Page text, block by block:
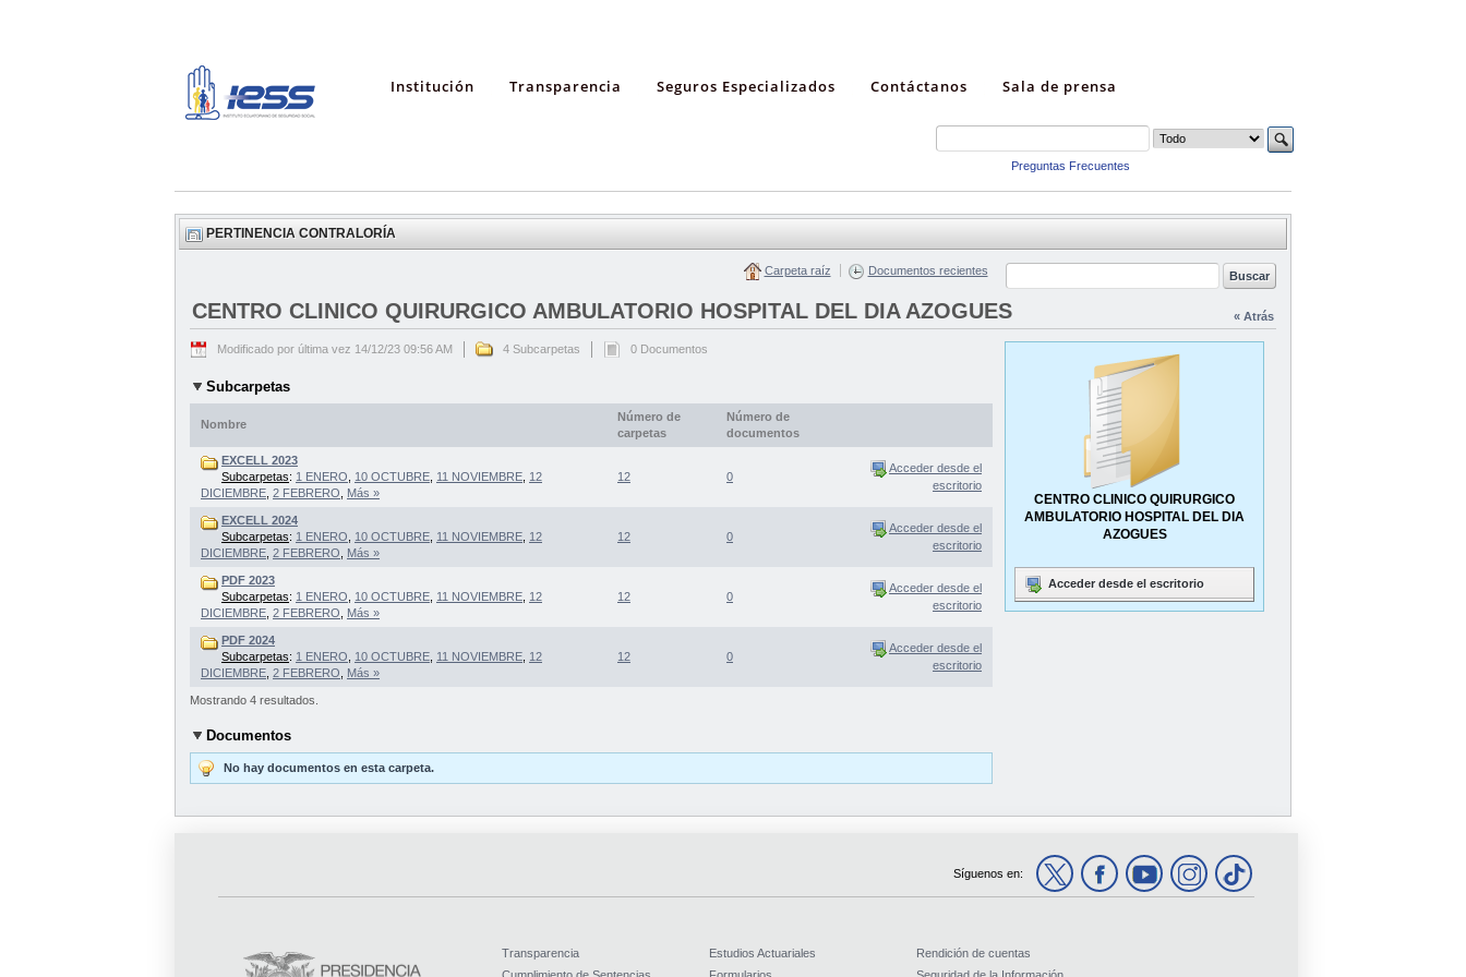
Institución Transparencia Seguros Especializados Contáctanos Sala de prensa
Preguntas Frecuentes
PERTINENCIA CONTRALORÍA
Carpeta raíz Documentos recientes
« Atrás
CENTRO CLINICO QUIRURGICO AMBULATORIO HOSPITAL DEL DIA AZOGUES
Modificado por última vez 14/12/23 09:56 AM 4 Subcarpetas 0 Documentos
Subcarpetas
Nombre
Número de
carpetas
Número de
documentos
EXCELL 2023
Subcarpetas: 1 ENERO 10 OCTUBRE 11 NOVIEMBRE 12
DICIEMBRE 2 FEBRERO Más »
12 0
Acceder desde el
escritorio
EXCELL 2024
Subcarpetas: 1 ENERO 10 OCTUBRE 11 NOVIEMBRE 12
DICIEMBRE 2 FEBRERO Más »
12 0
Acceder desde el
escritorio
PDF 2023
Subcarpetas: 1 ENERO 10 OCTUBRE 11 NOVIEMBRE 12
DICIEMBRE 2 FEBRERO Más »
12 0
Acceder desde el
escritorio
PDF 2024
Subcarpetas: 1 ENERO 10 OCTUBRE 11 NOVIEMBRE 12
DICIEMBRE 2 FEBRERO Más »
12 0
Acceder desde el
escritorio
Mostrando 4 resultados.
Documentos
No hay documentos en esta carpeta.
CENTRO CLINICO QUIRURGICO
AMBULATORIO HOSPITAL DEL DIA
AZOGUES
Acceder desde el escritorio
Síguenos en:
Transparencia
Estudios Actuariales
Rendición de cuentas